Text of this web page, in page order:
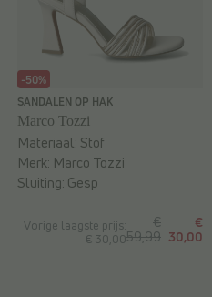
-50%
SANDALEN OP HAK
Marco Tozzi
Vorige laagste prijs:
€ 30,00
€
59,99
€
30,00
Materiaal: Stof
Merk: Marco Tozzi
Sluiting: Gesp